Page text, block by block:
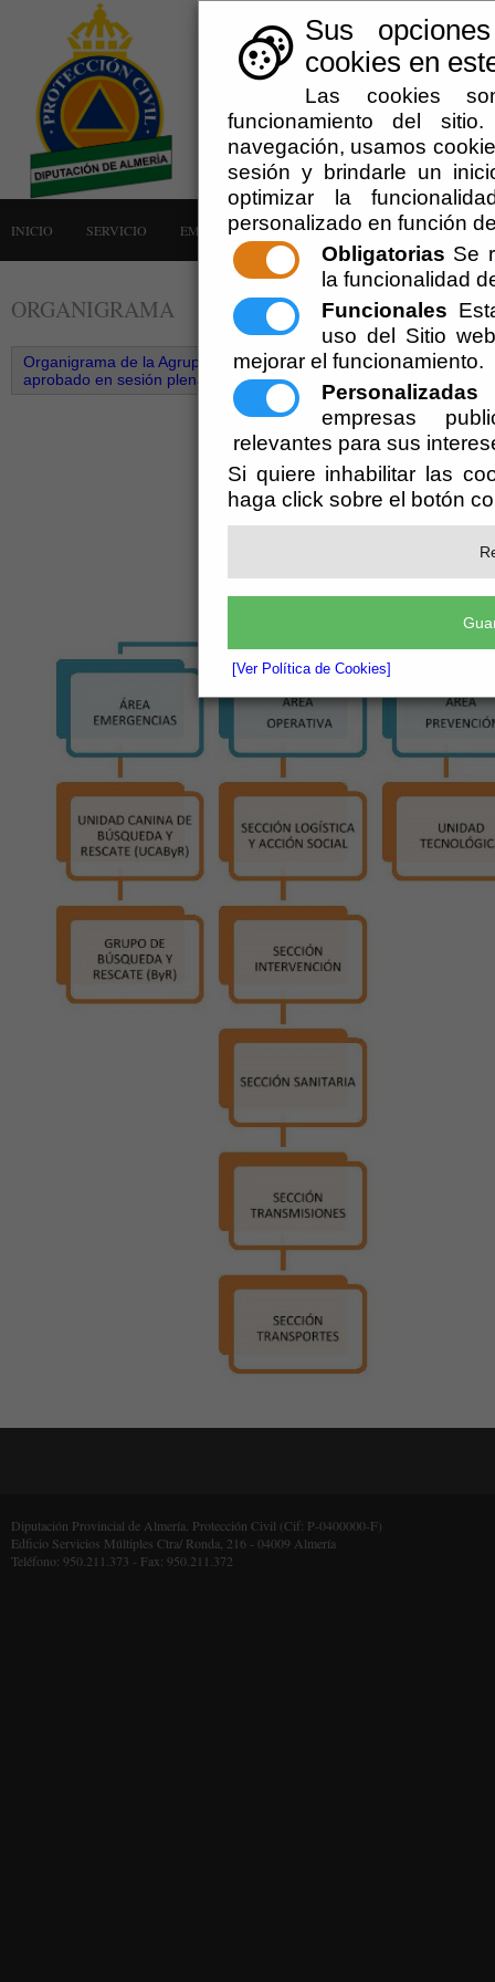
Sus
cookies en
Las cookies
funcionamiento del
navegación, usamos
sesión y brindarle un
optimizar la
personalizado en función
Obligatorias Se
la funcionalidad
Funcionales
uso del Sitio
mejorar el funcionamiento.
Personalizadas
empresas
relevantes para sus
Si quiere inhabilitar las
haga click sobre el botón
[Ver Política de Cookies]
INICIO SERVICIO EMERGENCIAS LA AGRUPACIÓN AVISOS
ORGANIGRAMA
Organigrama de la Agrupación de Voluntarios de Protección Civil
aprobado en sesión plenaria de 25 de octubre de 2019.
Diputación Provincial de Almería. Protección Civil (Cif: P-0400000-F)
Edficio Servicios Múltiples Ctra/ Ronda, 216 - 04009 Almería
Teléfono: 950.211.373 - Fax: 950.211.372